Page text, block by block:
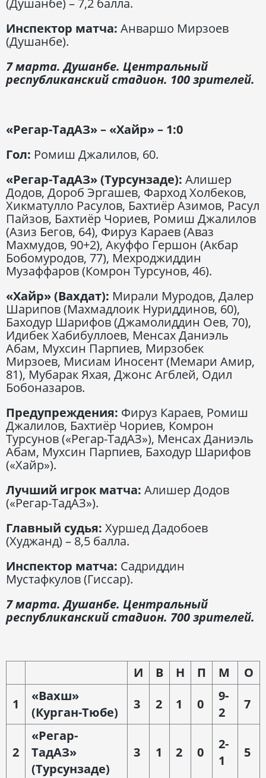
(Душанбе) – 7,2 балла.
Инспектор матча: Анваршо Мирзоев
(Душанбе).
7 марта. Душанбе. Центральный
республиканский стадион. 100 зрителей.
«Регар-ТадАЗ» – «Хайр» – 1:0
Гол: Ромиш Джалилов, 60.
«Регар-ТадАЗ» (Турсунзаде): Алишер
Додов, Дороб Эргашев, Фарход Холбеков,
Хикматулло Расулов, Бахтиёр Азимов, Расул
Пайзов, Бахтиёр Чориев, Ромиш Джалилов
(Азиз Бегов, 64), Фируз Караев (Аваз
Махмудов, 90+2), Акуффо Гершон (Акбар
Бобомуродов, 77), Мехроджиддин
Музаффаров (Комрон Турсунов, 46).
«Хайр» (Вахдат): Мирали Муродов, Далер
Шарипов (Махмадлоик Нуриддинов, 60),
Баходур Шарифов (Джамолиддин Оев, 70),
Идибек Хабибуллоев, Менсах Даниэль
Абам, Мухсин Парпиев, Мирзобек
Мирзоев, Мисиам Иносент (Мемари Амир,
81), Мубарак Яхая, Джонс Агблей, Одил
Бобоназаров.
Предупреждения: Фируз Караев, Ромиш
Джалилов, Бахтиёр Чориев, Комрон
Турсунов («Регар-ТадАЗ»), Менсах Даниэль
Абам, Мухсин Парпиев, Баходур Шарифов
(«Хайр»).
Лучший игрок матча: Алишер Додов
(«Регар-ТадАЗ»).
Главный судья: Хуршед Дадобоев
(Худжанд) – 8,5 балла.
Инспектор матча: Садриддин
Мустафкулов (Гиссар).
7 марта. Душанбе. Центральный
республиканский стадион. 700 зрителей.
И В Н П М
О
1
«Вахш»
(Курган-Тюбе)
3 2 1 0
9-
2
7
2
«Регар-
ТадАЗ»
(Турсунзаде)
3 1 2 0
2-
1
5